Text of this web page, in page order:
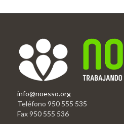
info@noesso.org
Teléfono 950 555 535
Fax 950 555 536